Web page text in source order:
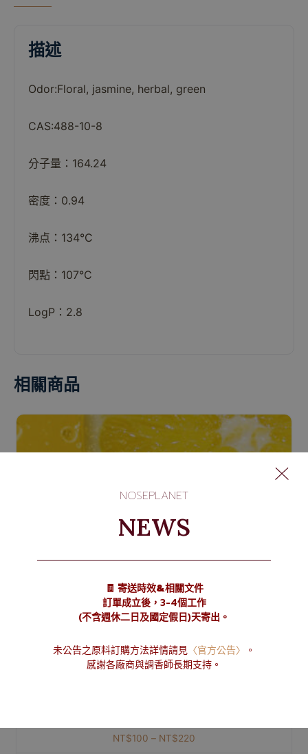
描述
Odor:Floral, jasmine, herbal, green
CAS:488-10-8
分子量：164.24
密度：0.94
沸点：134°C
閃點：107°C
LogP：2.8
相關商品
NT$100 – NT$220
NOSEPLANET
NEWS
🧾 寄送時效&相關文件
訂單成立後，3-4個工作
(不含週休二日及國定假日)天寄出。
未公告之原料訂購方法詳情請見 〈官方公告〉
。
感謝各廠商與調香師長期支持。